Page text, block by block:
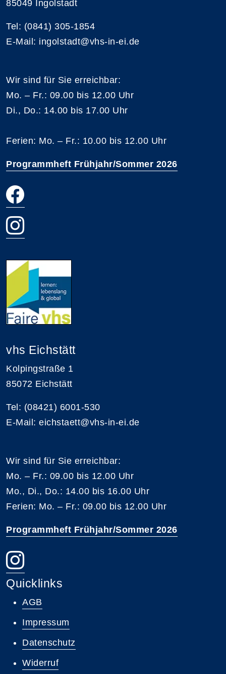
85049 Ingolstadt
Tel: (0841) 305-1854
E-Mail: ingolstadt@vhs-in-ei.de
Wir sind für Sie erreichbar:
Mo. – Fr.: 09.00 bis 12.00 Uhr
Di., Do.: 14.00 bis 17.00 Uhr
Ferien: Mo. – Fr.: 10.00 bis 12.00 Uhr
Programmheft Frühjahr/Sommer 2026
vhs Eichstätt
Kolpingstraße 1
85072 Eichstätt
Tel: (08421) 6001-530
E-Mail: eichstaett@vhs-in-ei.de
Wir sind für Sie erreichbar:
Mo. – Fr.: 09.00 bis 12.00 Uhr
Mo., Di., Do.: 14.00 bis 16.00 Uhr
Ferien: Mo. – Fr.: 09.00 bis 12.00 Uhr
Programmheft Frühjahr/Sommer 2026
Quicklinks
AGB
Impressum
Datenschutz
Widerruf